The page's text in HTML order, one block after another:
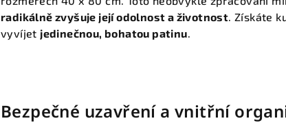
radikálně zvyšuje její odolnost a životnost. Získáte
vyvíjet jedinečnou, bohatou patinu.
Bezpečné uzavření a vnitřní